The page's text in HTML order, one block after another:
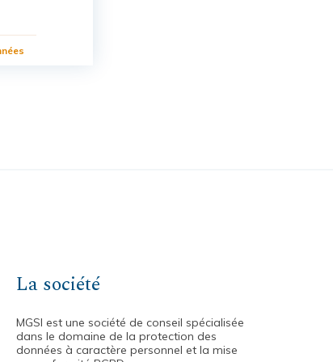
La société
MGSI est une société de conseil spécialisée
dans le domaine de la protection des
données à caractère personnel et la mise